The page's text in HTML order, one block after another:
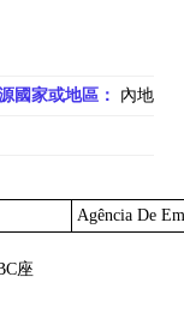
國家或地區： 內地
Agência De
座